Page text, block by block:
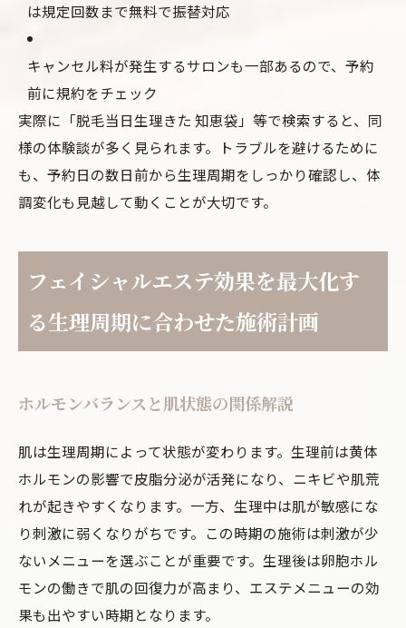
は規定回数まで無料で振替対応
キャンセル料が発生するサロンも一部あるので、予約
前に規約をチェック
実際に「脱毛当日生理きた 知恵袋」等で検索すると、同
様の体験談が多く見られます。トラブルを避けるために
も、予約日の数日前から生理周期をしっかり確認し、体
調変化も見越して動くことが大切です。
フェイシャルエステ効果を最大化す
る生理周期に合わせた施術計画
ホルモンバランスと肌状態の関係解説
肌は生理周期によって状態が変わります。生理前は黄体
ホルモンの影響で皮脂分泌が活発になり、ニキビや肌荒
れが起きやすくなります。一方、生理中は肌が敏感にな
り刺激に弱くなりがちです。この時期の施術は刺激が少
ないメニューを選ぶことが重要です。生理後は卵胞ホル
モンの働きで肌の回復力が高まり、エステメニューの効
果も出やすい時期となります。